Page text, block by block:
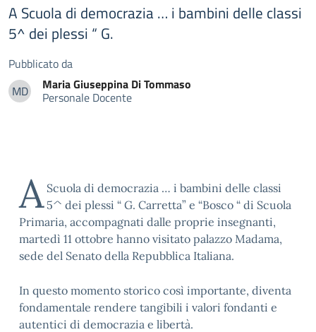
A Scuola di democrazia … i bambini delle classi
5^ dei plessi “ G.
Pubblicato da
MD
Maria Giuseppina Di Tommaso
Maria Giuseppina Di Tommaso
Personale Docente
A Scuola di democrazia … i bambini delle classi
5^ dei plessi “ G. Carretta” e “Bosco “ di Scuola
Primaria, accompagnati dalle proprie insegnanti,
martedì 11 ottobre hanno visitato palazzo Madama,
sede del Senato della Repubblica Italiana.
In questo momento storico così importante, diventa
fondamentale rendere tangibili i valori fondanti e
autentici di democrazia e libertà.